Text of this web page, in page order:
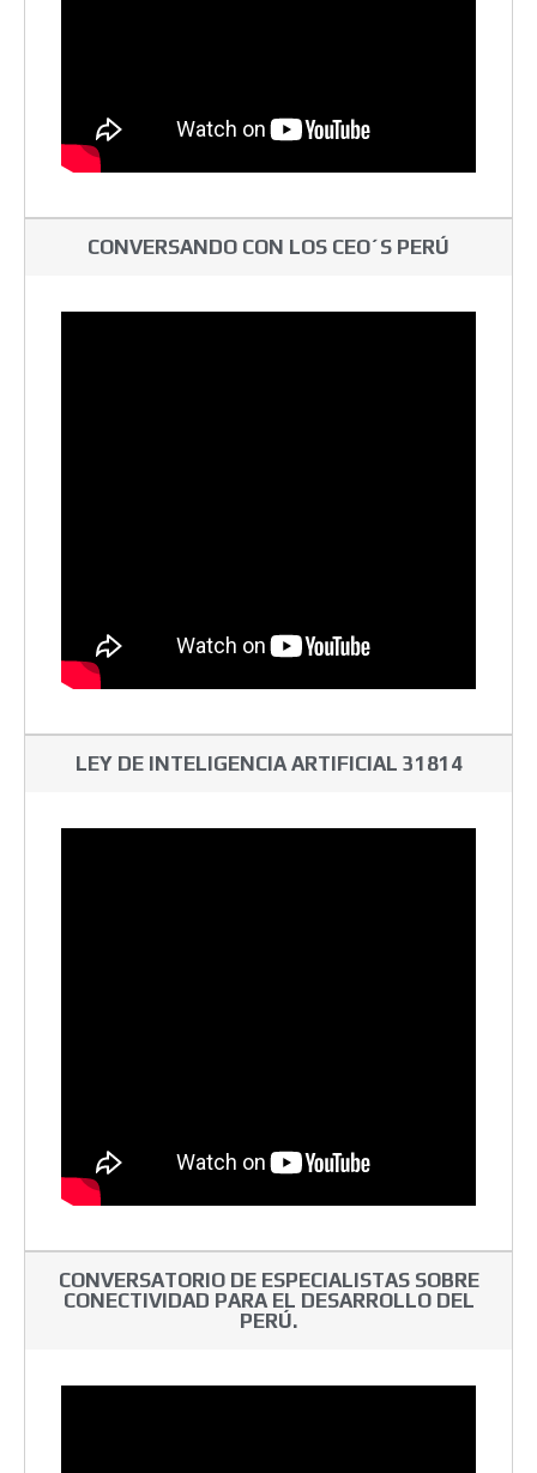
CONVERSANDO CON LOS CEO´S PERÚ
LEY DE INTELIGENCIA ARTIFICIAL 31814
CONVERSATORIO DE ESPECIALISTAS SOBRE
CONECTIVIDAD PARA EL DESARROLLO DEL
PERÚ.